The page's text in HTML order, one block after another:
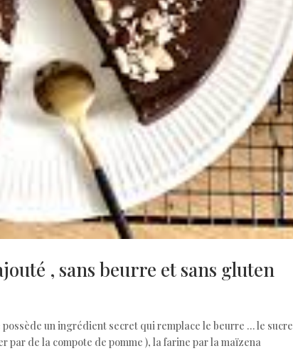
, sans beurre et sans gluten
un ingrédient secret qui remplace le beurre … le sucre
par de la compote de pomme ), la farine par la maïzena